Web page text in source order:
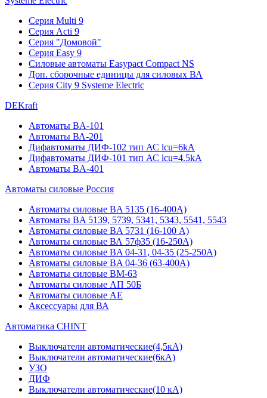
Серия Multi 9
Серия Acti 9
Серия "Домовой"
Серия Easy 9
Силовые автоматы Easypact Compact NS
Доп. сборочные единицы для силовых ВА
Серия City 9 Systeme Electric
DEKraft
Автоматы BA-101
Автоматы ВА-201
Дифавтоматы ДИФ-102 тип АС lcu=6kA
Дифавтоматы ДИФ-101 тип АС lcu=4.5kA
Автоматы BA-401
Автоматы силовые Россия
Автоматы силовые BA 5135 (16-400А)
Автоматы BA 5139, 5739, 5341, 5343, 5541, 5543
Автоматы силовые BA 5731 (16-100 А)
Автоматы силовые ВА 57ф35 (16-250А)
Автоматы силовые BA 04-31, 04-35 (25-250А)
Автоматы силовые BA 04-36 (63-400А)
Автоматы силовые ВМ-63
Автоматы силовые АП 50Б
Автоматы силовые АЕ
Аксессуары для ВА
Автоматика CHINT
Выключатели автоматические(4,5кА)
Выключатели автоматические(6кА)
УЗО
ДИФ
Выключатели автоматические(10 кА)